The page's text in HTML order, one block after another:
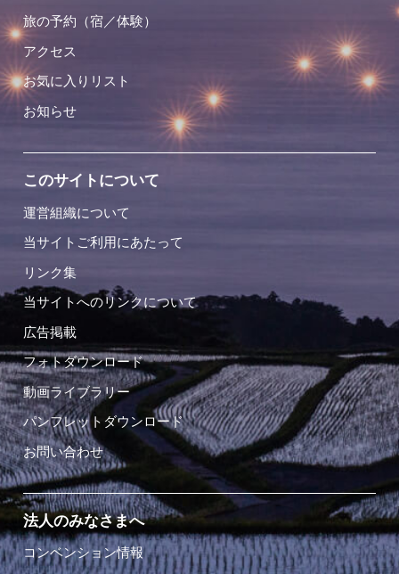
旅の予約（宿／体験）
アクセス
お気に入りリスト
お知らせ
このサイトについて
運営組織について
当サイトご利用にあたって
リンク集
当サイトへのリンクについて
広告掲載
フォトダウンロード
動画ライブラリー
パンフレットダウンロード
お問い合わせ
法人のみなさまへ
コンベンション情報